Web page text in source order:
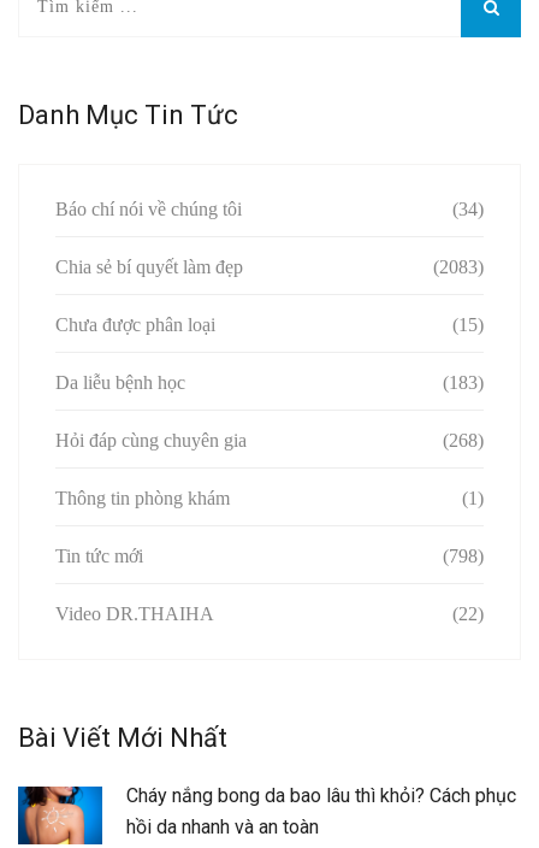
Danh Mục Tin Tức
Báo chí nói về chúng tôi (34)
Chia sẻ bí quyết làm đẹp (2083)
Chưa được phân loại (15)
Da liễu bệnh học (183)
Hỏi đáp cùng chuyên gia (268)
Thông tin phòng khám (1)
Tin tức mới (798)
Video DR.THAIHA (22)
Bài Viết Mới Nhất
Cháy nắng bong da bao lâu thì khỏi? Cách phục
hồi da nhanh và an toàn